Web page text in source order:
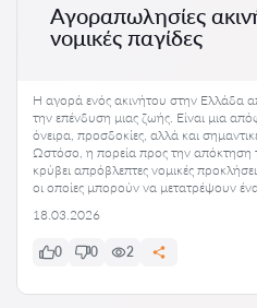
Αγοραπωλησίες
νομικές παγίδες
Η αγορά ενός ακινήτου στην Ελλάδα
την επένδυση μιας ζωής. Είναι μια
όνειρα, προσδοκίες, αλλά και
Ωστόσο, η πορεία προς την απόκτηση
κρύβει απρόβλεπτες νομικές
οι οποίες μπορούν να μετατρέψουν
18.03.2026
0 0 2